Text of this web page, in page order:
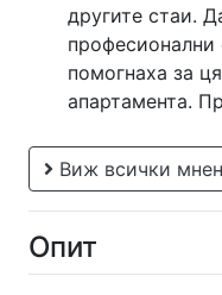
другите стаи.
помогнаха за
апартамента.
Виж всички
Опит